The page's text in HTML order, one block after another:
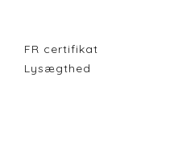
FR certifikat
Lysægthed